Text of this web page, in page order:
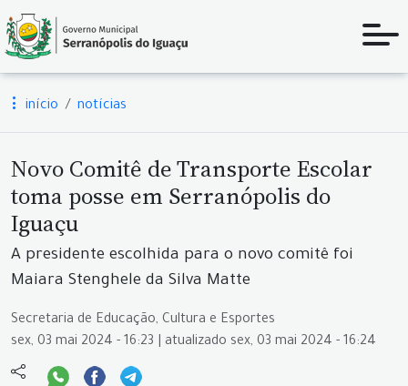
início notícias
Novo Comitê de Transporte Escolar
toma posse em Serranópolis do
Iguaçu
A presidente escolhida para o novo comitê foi
Maiara Stenghele da Silva Matte
Secretaria de Educação, Cultura e Esportes
sex, 03 mai 2024 - 16:23 | atualizado sex, 03 mai 2024 - 16:24